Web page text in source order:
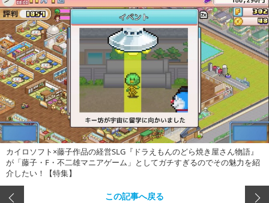
カイロソフト×藤子作品の経営SLG『ドラえもんのどら焼き屋さん物語』
が「藤子・F・不二雄マニアゲーム」としてガチすぎるのでその魅力を紹
介したい！【特集】
この記事へ戻る